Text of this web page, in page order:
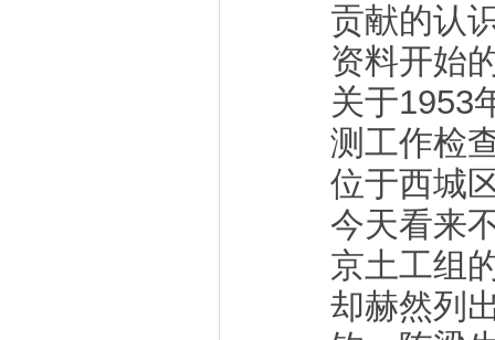
贡献的认
资料开始
关于1953
测工作检
位于西城
今天看来
京土工组
却赫然列